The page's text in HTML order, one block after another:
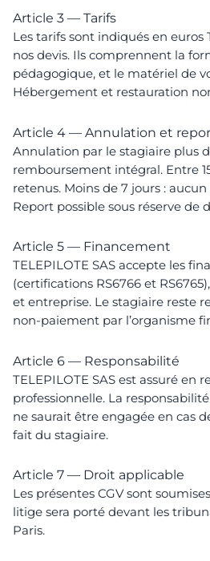
Article 3 — Tarifs
Les tarifs sont indiqués en euros
nos devis. Ils comprennent la
pédagogique, et le matériel de
Hébergement et restauration
Article 4 — Annulation et
Annulation par le stagiaire plus
remboursement intégral. Entre
retenus. Moins de 7 jours :
Report possible sous réserve de
Article 5 — Financement
TELEPILOTE SAS accepte les
(certifications RS6766 et
et entreprise. Le stagiaire reste
non-paiement par l’organisme
Article 6 — Responsabilité
TELEPILOTE SAS est assuré en
professionnelle. La responsabilité
ne saurait être engagée en cas
fait du stagiaire.
Article 7 — Droit applicable
Les présentes CGV sont
litige sera porté devant les
Paris.